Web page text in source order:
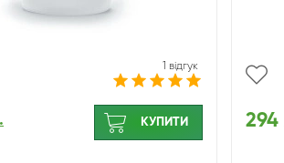
1 відгук
КУПИТИ 294